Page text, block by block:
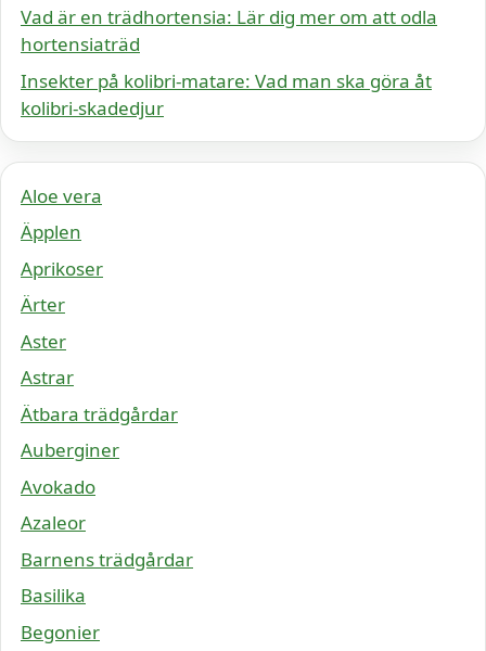
Vad är en trädhortensia: Lär dig mer om att odla
hortensiaträd
Insekter på kolibri-matare: Vad man ska göra åt
kolibri-skadedjur
Aloe vera
Äpplen
Aprikoser
Ärter
Aster
Astrar
Ätbara trädgårdar
Auberginer
Avokado
Azaleor
Barnens trädgårdar
Basilika
Begonier